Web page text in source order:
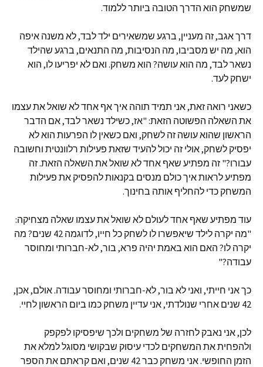
שמשחק הוא הדרך הטובה ביותר ללמוד.
דרך אגב, זה מעניין, ברגע שמשאירים ילד לבד, לא משנה איפה
הוא, מה יש מסביבו, מה הנסיבות, מה התנאים, ברגע שהילד
נשאר לבד, מה הוא עושה? הוא משחק. ואם לא יפריעו לו, הוא
ישחק לעד.
כשאני רואה זאת, אני תמיד תוהה איך אף אחד לא שואל את עצמו
את השאלה הפשוטה הזאת: "אז, כשילד נשאר לבד, אם הדבר
הראשון שהוא עושה זה לשחק, ואם כשאין לו הפרעות הוא לא
יפסיק לשחק, אולי זה יכול להעיד שזאת פעילות רלוונטית וחשובה
עבורו?" זה מפתיע שאף אחד לא שואל את השאלה הזאת. זה
מפתיע לראות איך כולם מנסים בקנאות להפסיק את פעילות
המשחק כדי להחליף אותה בחינוך.
עוד מפתיע שאף אחד לעולם לא שואל את עצמו שאלה מצחיקה:
"מה יקרה לילד שיאפשרו לו לשחק כל חייו, לדוגמה 42 שנים? מה
יקרה לו? האם הוא באמת יהיה פרא, בור, לא-חברותי ומחוסר
עבודה?"
כך אני חייתי, ואני לא בור, לא-חברותי ומחוסר עבודה. אולם, אכן,
42 שנים אחרי שנולדתי, אני עדיין משחק כמו ביום הראשון לחיי.
לכן, אני נאבק לחזרה של משחקים ולכך שיפסיקו לפקפק
ולהפחית את המשחקים לכדי עיסוק שבקושי מסוגל למלא את
הזמן החופשי. אני משחק כבר 42 שנים, ואם קראתם את הספר